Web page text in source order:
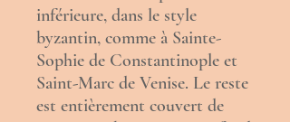
inférieure, dans le style
byzantin, comme à Sainte-
Sophie de Constantinople et
Saint-Marc de Venise. Le reste
est entièrement couvert de